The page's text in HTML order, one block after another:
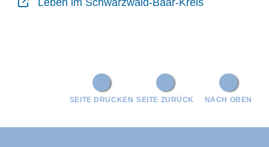
NACH OBEN
SEITE ZURÜCK
SEITE DRUCKEN